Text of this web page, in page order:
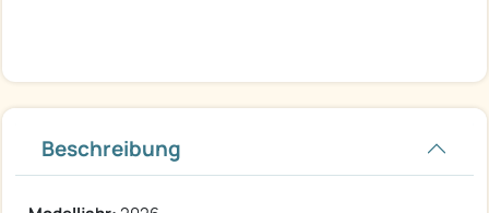
Beschreibung